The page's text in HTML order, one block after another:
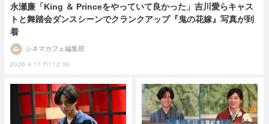
永瀬廉「King ＆ Princeをやっていて良かった」吉川愛らキャス
トと舞踏会ダンスシーンでクランクアップ『鬼の花嫁』写真が到
着
2026.4.17 Fri 12:00
シネマカフェ編集部